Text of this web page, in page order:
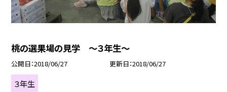
桃の選果場の見学 〜３年生〜
公開日 2018/06/27 更新日 2018/06/27
３年生